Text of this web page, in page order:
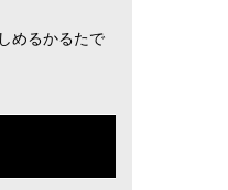
めるかるたで